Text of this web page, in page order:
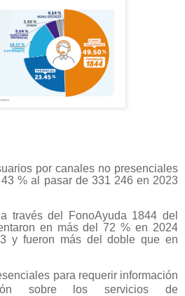
por canales no presenciales
% al pasar de 331 246 en 2023
través del FonoAyuda 1844 del
en más del 72 % en 2024
y fueron más del doble que en
para requerir información
sobre los servicios de